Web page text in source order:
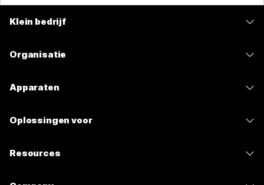
Klein bedrijf
Organisatie
Apparaten
Oplossingen voor
Resources